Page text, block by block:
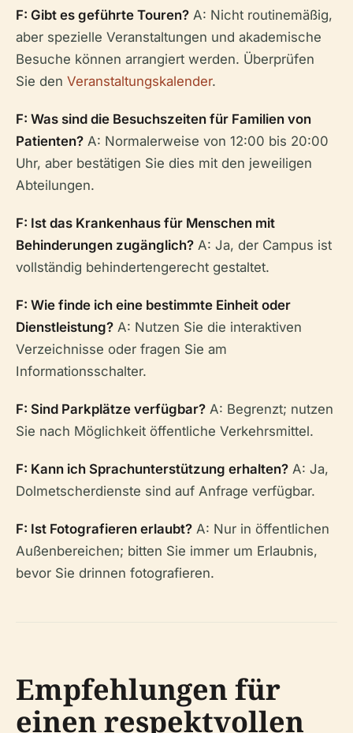
F: Gibt es geführte Touren? A: Nicht routinemäßig,
aber spezielle Veranstaltungen und akademische
Besuche können arrangiert werden. Überprüfen
Sie den Veranstaltungskalender.
F: Was sind die Besuchszeiten für Familien von
Patienten? A: Normalerweise von 12:00 bis 20:00
Uhr, aber bestätigen Sie dies mit den jeweiligen
Abteilungen.
F: Ist das Krankenhaus für Menschen mit
Behinderungen zugänglich? A: Ja, der Campus ist
vollständig behindertengerecht gestaltet.
F: Wie finde ich eine bestimmte Einheit oder
Dienstleistung? A: Nutzen Sie die interaktiven
Verzeichnisse oder fragen Sie am
Informationsschalter.
F: Sind Parkplätze verfügbar? A: Begrenzt; nutzen
Sie nach Möglichkeit öffentliche Verkehrsmittel.
F: Kann ich Sprachunterstützung erhalten? A: Ja,
Dolmetscherdienste sind auf Anfrage verfügbar.
F: Ist Fotografieren erlaubt? A: Nur in öffentlichen
Außenbereichen; bitten Sie immer um Erlaubnis,
bevor Sie drinnen fotografieren.
Empfehlungen für
einen respektvollen